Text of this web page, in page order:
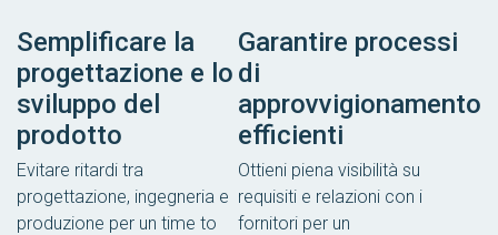
Semplificare la
progettazione e lo
sviluppo del
prodotto
Evitare ritardi tra
progettazione, ingegneria e
produzione per un time to
Garantire processi
di
approvvigionamento
efficienti
Ottieni piena visibilità su
requisiti e relazioni con i
fornitori per un